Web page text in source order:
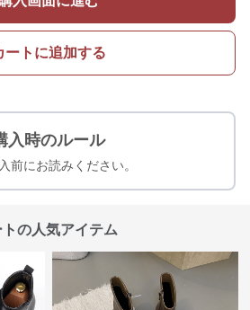
ートに追加する
入時のルール
前にお読みください。
の人気アイテム